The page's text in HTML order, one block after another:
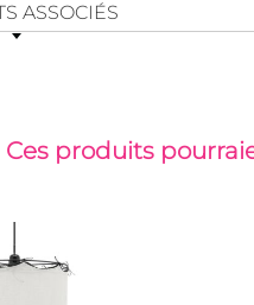
ASSOCIÉS
Ces produits